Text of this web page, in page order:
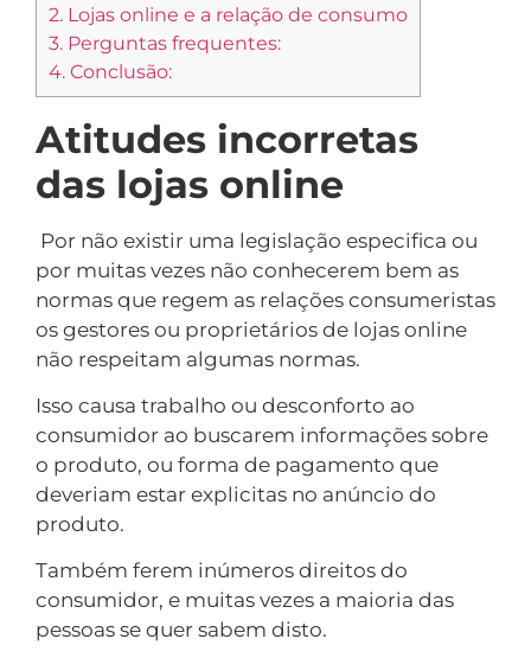
2. Lojas online e a relação de consumo
3. Perguntas frequentes:
4. Conclusão:
Atitudes incorretas
das lojas online
Por não existir uma legislação especifica ou
por muitas vezes não conhecerem bem as
normas que regem as relações consumeristas
os gestores ou proprietários de lojas online
não respeitam algumas normas.
Isso causa trabalho ou desconforto ao
consumidor ao buscarem informações sobre
o produto, ou forma de pagamento que
deveriam estar explicitas no anúncio do
produto.
Também ferem inúmeros direitos do
consumidor, e muitas vezes a maioria das
pessoas se quer sabem disto.